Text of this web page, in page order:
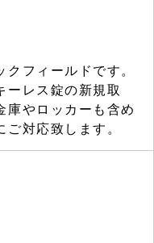
フィールドです。
ーレス錠の新規取
やロッカーも含め
対応致します。